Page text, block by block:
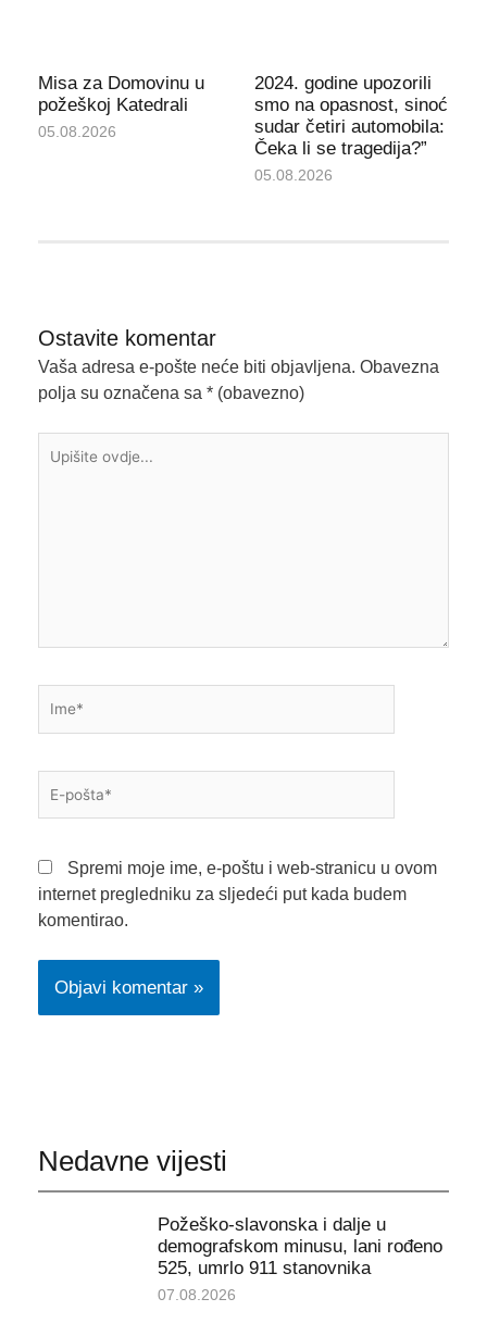
Misa za Domovinu u
požeškoj Katedrali
05.08.2026
2024. godine upozorili
smo na opasnost, sinoć
sudar četiri automobila:
Čeka li se tragedija?”
05.08.2026
Ostavite komentar
Vaša adresa e-pošte neće biti objavljena. Obavezna
polja su označena sa * (obavezno)
ovdje...
pošta*
Spremi moje ime, e-poštu i web-stranicu u ovom
internet pregledniku za sljedeći put kada budem
komentirao.
Nedavne vijesti
Požeško-slavonska i dalje u
demografskom minusu, lani rođeno
525, umrlo 911 stanovnika
07.08.2026